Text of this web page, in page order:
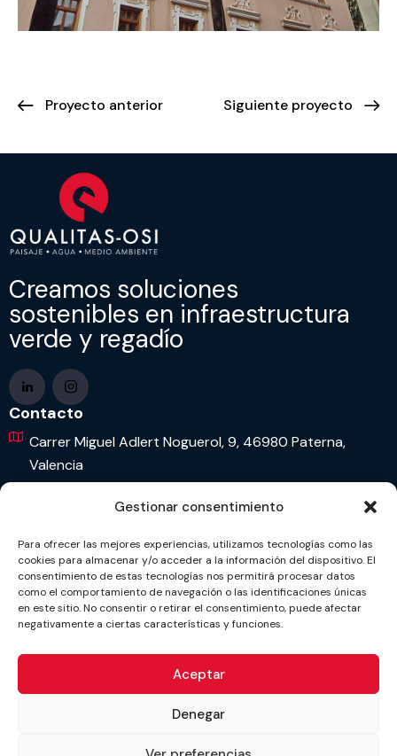
Gestionar consentimiento
Para ofrecer las mejores experiencias, utilizamos tecnologías como las
cookies para almacenar y/o acceder a la información del dispositivo. El
consentimiento de estas tecnologías nos permitirá procesar datos
como el comportamiento de navegación o las identificaciones únicas
en este sitio. No consentir o retirar el consentimiento, puede afectar
negativamente a ciertas características y funciones.
Aceptar
Denegar
Proyecto anterior Siguiente proyecto
Creamos soluciones
sostenibles en infraestructura
verde y regadío
Contacto
Carrer Miguel Adlert Noguerol, 9, 46980 Paterna,
Valencia
963 65 77 77
info@qualitas-osi.com
Política de privacidad
Aviso legal
Política de cookies
Política integrada